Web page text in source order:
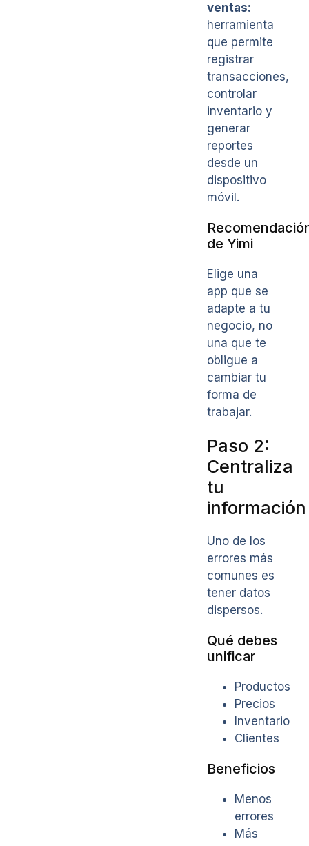
ventas:
herramienta
que permite
registrar
transacciones,
controlar
inventario y
generar
reportes
desde un
dispositivo
móvil.
de Yimi
Elige una
app que se
adapte a tu
negocio, no
una que te
obligue a
cambiar tu
forma de
trabajar.
Paso 2:
Centraliza
tu
información
Uno de los
errores más
comunes es
tener datos
dispersos.
Qué debes
unificar
Productos
Precios
Inventario
Clientes
Beneficios
Menos
errores
Más